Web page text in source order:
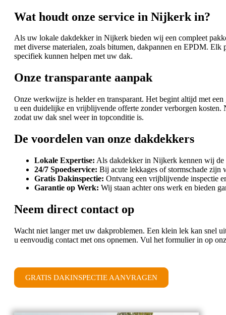
Wat houdt onze service in Nijkerk in?
Als uw lokale dakdekker in Nijkerk bieden wij een compleet
met diverse materialen, zoals bitumen, dakpannen en EPDM.
specifiek kunnen helpen met uw dak.
Onze transparante aanpak
Onze werkwijze is helder en transparant. Het begint altijd met
u een duidelijke en vrijblijvende offerte zonder verborgen
zodat uw dak snel weer in topconditie is.
De voordelen van onze dakdekkers
Lokale Expertise: Als dakdekker in Nijkerk kennen wij de
24/7 Spoedservice: Bij acute lekkages of stormschade zijn
Gratis Dakinspectie: Ontvang een vrijblijvende inspectie
Garantie op Werk: Wij staan achter ons werk en bieden
Neem direct contact op
Wacht niet langer met uw dakproblemen. Een klein lek kan snel
u eenvoudig contact met ons opnemen. Vul het formulier in op
GRATIS DAKINSPECTIE AANVRAGEN